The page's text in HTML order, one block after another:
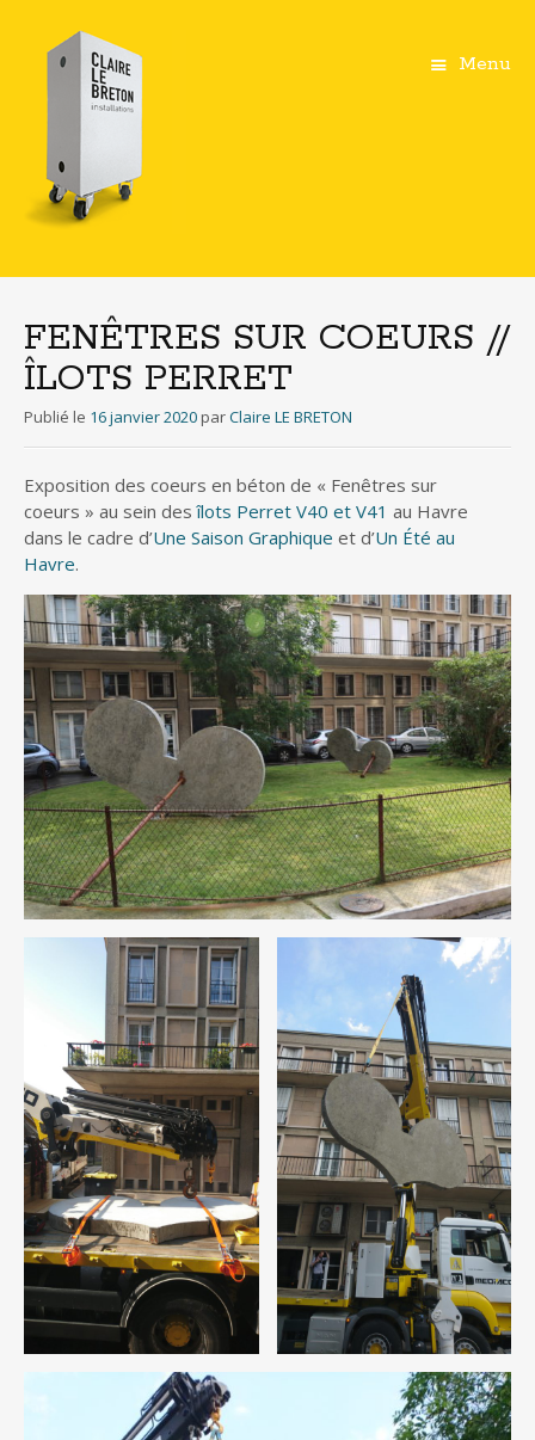
Menu
principal
FENÊTRES SUR COEURS //
ÎLOTS PERRET
Publié le 16 janvier 2020 parClaire LE BRETON
Exposition des coeurs en béton de « Fenêtres sur
coeurs » au sein desîlots Perret V40 et V41 au Havre
dans le cadre d’Une Saison Graphique et d’Un Été au
Havre.